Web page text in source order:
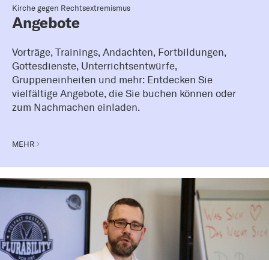
Kirche gegen Rechtsextremismus
Angebote
Vorträge, Trainings, Andachten, Fortbildungen,
Gottesdienste, Unterrichtsentwürfe,
Gruppeneinheiten und mehr: Entdecken Sie
vielfältige Angebote, die Sie buchen können oder
zum Nachmachen einladen.
MEHR